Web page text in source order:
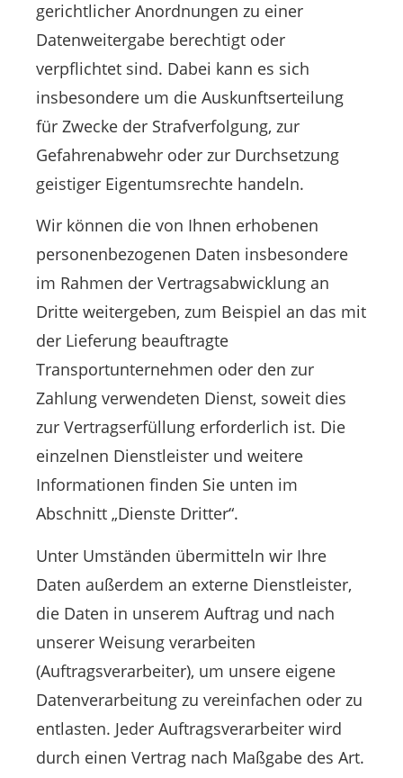
gerichtlicher Anordnungen zu einer
Datenweitergabe berechtigt oder
verpflichtet sind. Dabei kann es sich
insbesondere um die Auskunftserteilung
für Zwecke der Strafverfolgung, zur
Gefahrenabwehr oder zur Durchsetzung
geistiger Eigentumsrechte handeln.
Wir können die von Ihnen erhobenen
personenbezogenen Daten insbesondere
im Rahmen der Vertragsabwicklung an
Dritte weitergeben, zum Beispiel an das mit
der Lieferung beauftragte
Transportunternehmen oder den zur
Zahlung verwendeten Dienst, soweit dies
zur Vertragserfüllung erforderlich ist. Die
einzelnen Dienstleister und weitere
Informationen finden Sie unten im
Abschnitt „Dienste Dritter“.
Unter Umständen übermitteln wir Ihre
Daten außerdem an externe Dienstleister,
die Daten in unserem Auftrag und nach
unserer Weisung verarbeiten
(Auftragsverarbeiter), um unsere eigene
Datenverarbeitung zu vereinfachen oder zu
entlasten. Jeder Auftragsverarbeiter wird
durch einen Vertrag nach Maßgabe des Art.